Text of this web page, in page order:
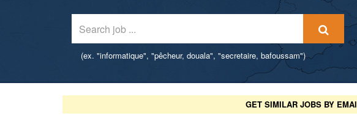
(ex. "informatique", "pêcheur, douala", "secretaire, bafoussam")
GET SIMILAR JOBS BY